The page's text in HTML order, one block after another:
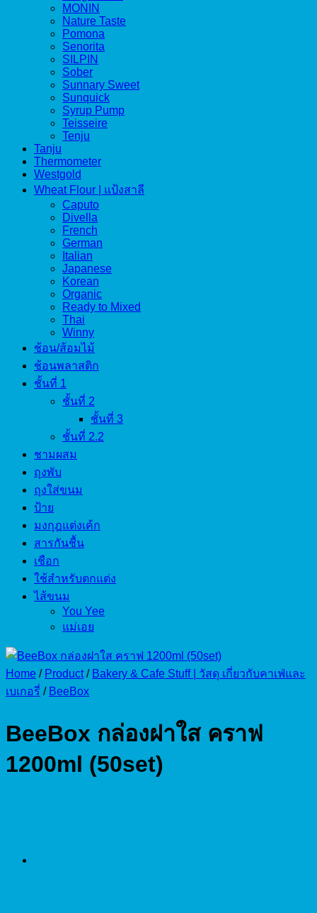
MONIN
Nature Taste
Pomona
Senorita
SILPIN
Sober
Sunnary Sweet
Sunquick
Syrup Pump
Teisseire
Tenju
Tanju
Thermometer
Westgold
Wheat Flour | แป้งสาลี
Caputo
Divella
French
German
Italian
Japanese
Korean
Organic
Ready to Mixed
Thai
Winny
ช้อน/ส้อมไม้
ช้อนพลาสติก
ชั้นที่ 1
ชั้นที่ 2
ชั้นที่ 3
ชั้นที่ 2.2
ชามผสม
ถุงพับ
ถุงใส่ขนม
ป้าย
มงกุฎแต่งเค้ก
สารกันชื้น
เชือก
ใช้สำหรับตกแต่ง
ไส้ขนม
You Yee
แม่เอย
Home / Product / Bakery & Cafe Stuff | วัสดุ เกี่ยวกับคาเฟ่และ
เบเกอรี่ / BeeBox
BeeBox กล่องฝาใส คราฟ
1200ml (50set)